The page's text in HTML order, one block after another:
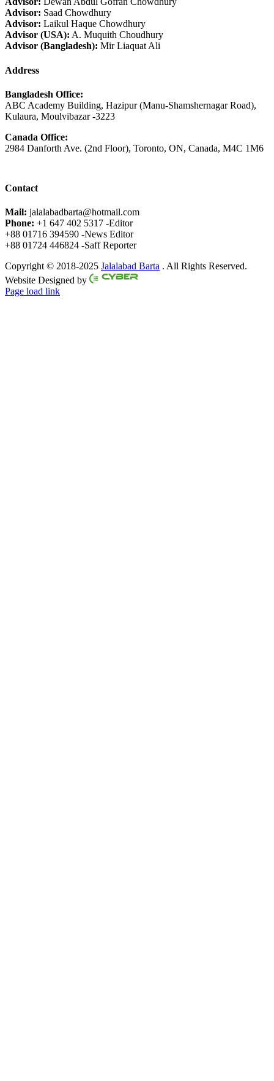
Advisor: Saad Chowdhury
Advisor: Laikul Haque Chowdhury
Advisor (USA): A. Muquith Choudhury
Advisor (Bangladesh): Mir Liaquat Ali
Address
Bangladesh Office:
ABC Academy Building, Hazipur (Manu-Shamshernagar Road),
Kulaura, Moulvibazar -3223
Canada Office:
2984 Danforth Ave. (2nd Floor), Toronto, ON, Canada, M4C 1M6
Contact
Mail: jalalabadbarta@hotmail.com
Phone: +1 647 402 5317 -Editor
+88 01716 394590 -News Editor
+88 01724 446824 -Saff Reporter
Copyright © 2018-2025 Jalalabad Barta . All Rights Reserved.
Website Designed by
Page load link